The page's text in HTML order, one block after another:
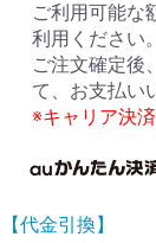
ご利用可能な
利用ください。
ご注文確定後
て、お支払い
※キャリア決
【代金引換】